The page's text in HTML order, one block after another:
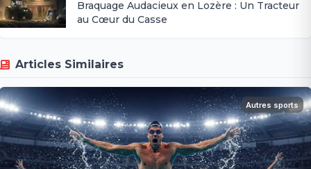
Braquage Audacieux en Lozère : Un Tracteur
au Cœur du Casse
Articles Similaires
Autres sports